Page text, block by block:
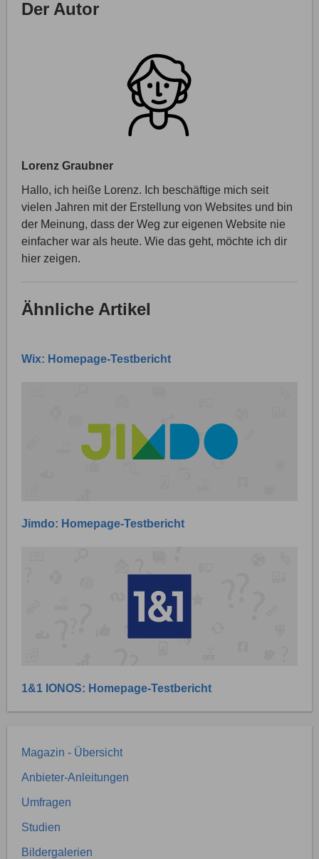
Der Autor
Lorenz Graubner
Hallo, ich heiße Lorenz. Ich beschäftige mich seit
vielen Jahren mit der Erstellung von Websites und bin
der Meinung, dass der Weg zur eigenen Website nie
einfacher war als heute. Wie das geht, möchte ich dir
hier zeigen.
Ähnliche Artikel
Wix: Homepage-Testbericht
Jimdo: Homepage-Testbericht
1&1 IONOS: Homepage-Testbericht
Magazin - Übersicht
Anbieter-Anleitungen
Umfragen
Studien
Bildergalerien